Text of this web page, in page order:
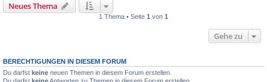
Neues Thema
1 Thema • Seite 1 von 1
Gehe zu
BERECHTIGUNGEN IN DIESEM FORUM
Du darfst keine neuen Themen in diesem Forum erstellen.